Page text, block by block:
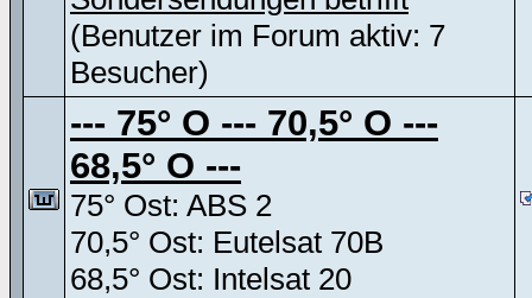
(Benutzer im Forum aktiv: 7
Besucher)
--- 75° O --- 70,5° O ---
68,5° O ---
75° Ost: ABS 2
70,5° Ost: Eutelsat 70B
68,5° Ost: Intelsat 20